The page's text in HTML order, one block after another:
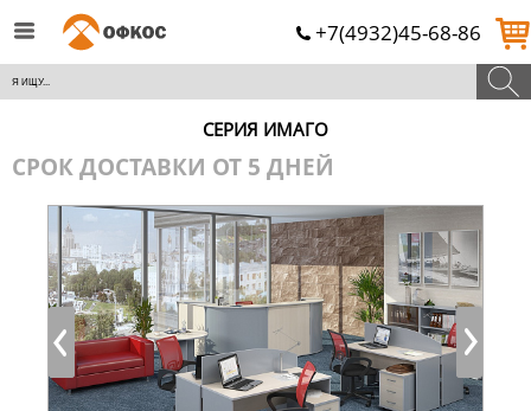
+7(4932)45-68-86
СЕРИЯ ИМАГО
СРОК ДОСТАВКИ ОТ 5 ДНЕЙ